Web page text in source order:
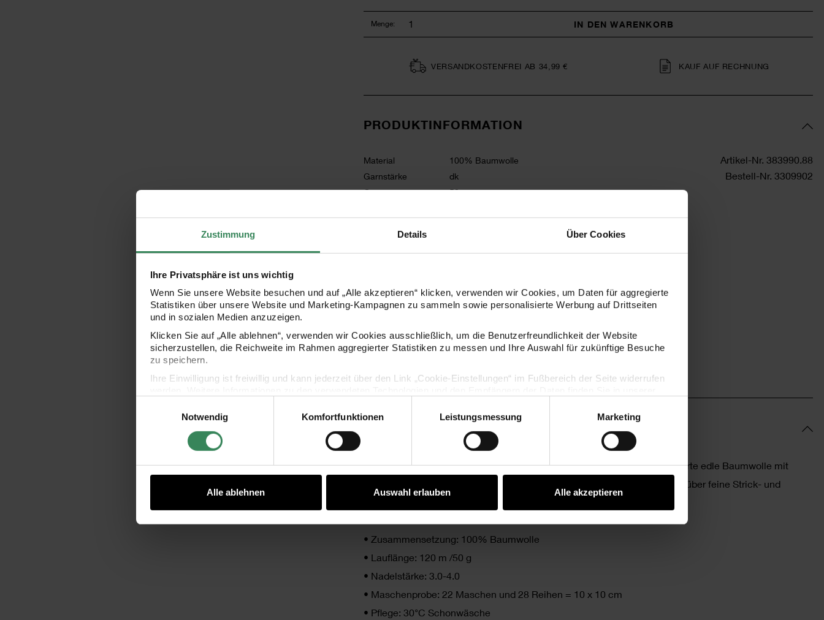
Zustimmung Details Über Cookies
Ihre Privatsphäre ist uns wichtig
Wenn Sie unsere Website besuchen und auf „Alle akzeptieren“ klicken, verwenden wir Cookies, um Daten für aggregierte
Statistiken über unsere Website und Marketing-Kampagnen zu sammeln sowie personalisierte Werbung auf Drittseiten
und in sozialen Medien anzuzeigen.
Klicken Sie auf „Alle ablehnen“, verwenden wir Cookies ausschließlich, um die Benutzerfreundlichkeit der Website
sicherzustellen, die Reichweite im Rahmen aggregierter Statistiken zu messen und Ihre Auswahl für zukünftige Besuche
zu speichern.
Ihre Einwilligung ist freiwillig und kann jederzeit über den Link „Cookie-Einstellungen“ im Fußbereich der Seite widerrufen
Impressum
Datenschutz Vertrag widerrufen
Notwendig
Komfortfunktionen Leistungsmessung Marketing
Alle ablehnen Auswahl erlauben Alle akzeptieren
Menge: IN DEN WARENKORB
VERSAND­KOSTEN­FREI AB 34,99 € KAUF AUF RECHNUNG
PRODUKTINFORMATION
Material
100% Baumwolle
Garnstärke
dk
Grammatur
50g
Nadelstärke in mm
Verbrauch
Größe 40 = ca. 550g
Mehr Informationen zu Pflegehinweisen
Zertifizierung
Artikel-Nr. 383990.88
Bestell-Nr. 3309902
PRODUKTBESCHREIBUNG
Die Essentials cotton dk von Rico Design ist eine hochwertige, mercerisierte edle Baumwolle mit
einem schönen Glanzeffekt. Mit diesem Garn können Sie das ganze Jahr über feine Strick- und
• Zusammensetzung: 100% Baumwolle
• Lauflänge: 120 m /50 g
• Nadelstärke: 3.0-4.0
• Maschenprobe: 22 Maschen und 28 Reihen = 10 x 10 cm
• Pflege: 30°C Schonwäsche